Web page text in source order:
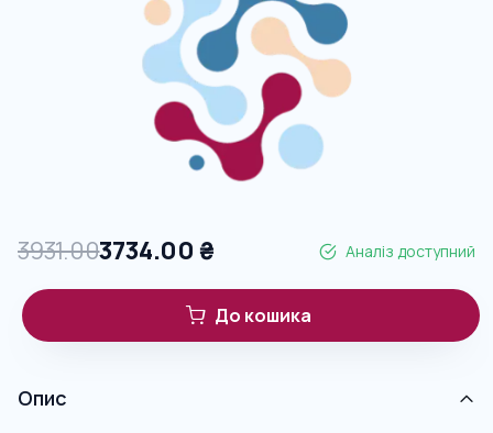
3931.003734.00 ₴ Аналіз доступний
До кошика
Опис